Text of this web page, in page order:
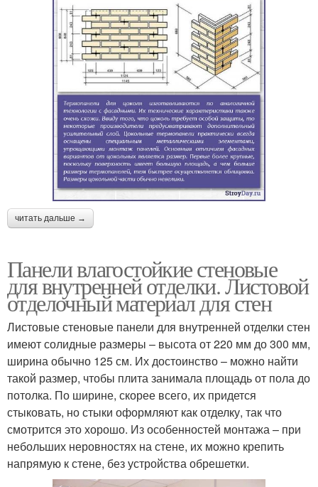
читать дальше →
Панели влагостойкие стеновые
для внутренней отделки. Листовой
отделочный материал для стен
Листовые стеновые панели для внутренней отделки стен
имеют солидные размеры – высота от 220 мм до 300 мм,
ширина обычно 125 см. Их достоинство – можно найти
такой размер, чтобы плита занимала площадь от пола до
потолка. По ширине, скорее всего, их придется
стыковать, но стыки оформляют как отделку, так что
смотрится это хорошо. Из особенностей монтажа – при
небольших неровностях на стене, их можно крепить
напрямую к стене, без устройства обрешетки.